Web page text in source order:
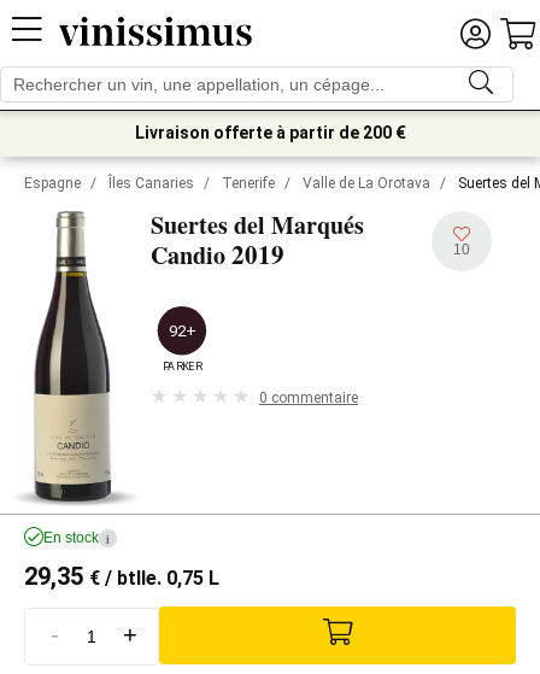
Livraison offerte à partir de 200 €
Espagne / Îles Canaries / Tenerife / Valle de La Orotava / Suertes del
Suertes del Marqués
Candio2019 10
92+
PARKER
0 commentaire
En stock i
29,35 € / btlle. 0,75 L
- +